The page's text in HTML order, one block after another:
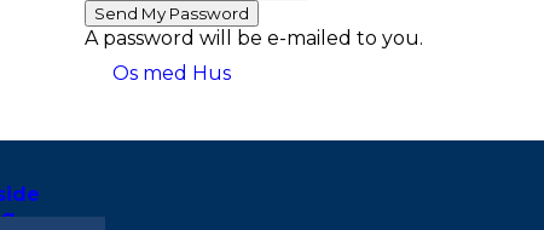
A password will be e-mailed to you.
Os med Hus